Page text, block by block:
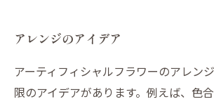
アレンジのアイデア
アーティフィシャルフラワーのアレン
限のアイデアがあります。例えば、色